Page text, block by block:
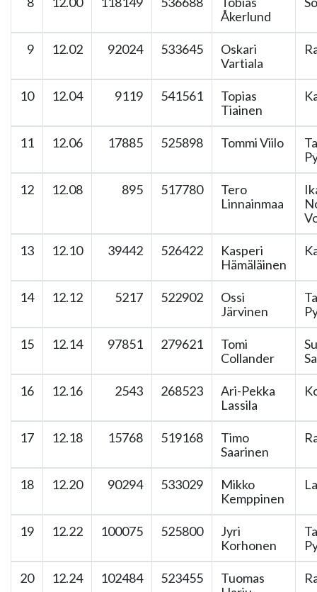
Åkerlund
9 12.02 92024 533645
Oskari
Vartiala
10 12.04 9119 541561
Topias
Tiainen
11 12.06 17885 525898 Tommi Viilo
12 12.08 895 517780
Tero
Linnainmaa
13 12.10 39442 526422
Kasperi
Hämäläinen
14 12.12 5217 522902
Ossi
Järvinen
15 12.14 97851 279621
Tomi
Collander
16 12.16 2543 268523
Ari-Pekka
Lassila
17 12.18 15768 519168
Timo
Saarinen
18 12.20 90294 533029
Mikko
Kemppinen
19 12.22 100075 525800
Jyri
Korhonen
20 12.24 102484 523455
Tuomas